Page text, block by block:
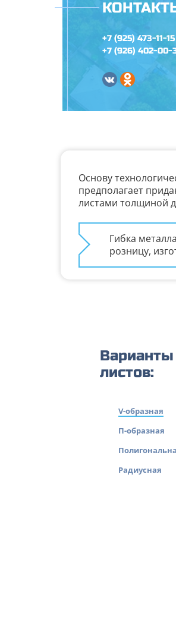
+7 (925) 473-11-15
+7 (926) 402-00-
Основу
предполагает
листами толщиной
Гибка
розницу,
Варианты
листов:
V-образная
П-образная
Радиусная